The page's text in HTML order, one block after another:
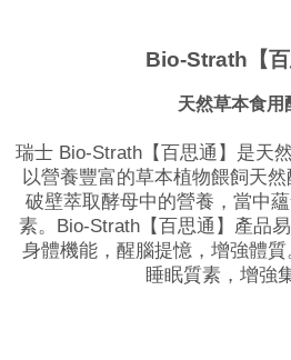
Bio-Strath【百
天然草本食用
瑞士 Bio-Strath【百思通】是天
以營養豐富的草本植物餵飼天然
破壁萃取酵母中的營養，當中
素。Bio-Strath【百思通】產品
身體機能，醒腦提憶，增強體
睡眠質素，增強